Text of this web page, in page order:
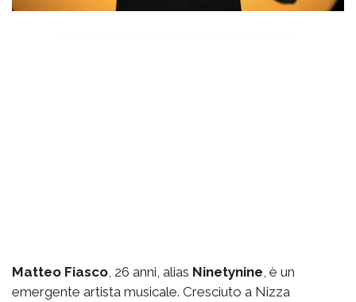
Matteo Fiasco , 26 anni, alias Ninetynine , è un
emergente artista musicale. Cresciuto a Nizza